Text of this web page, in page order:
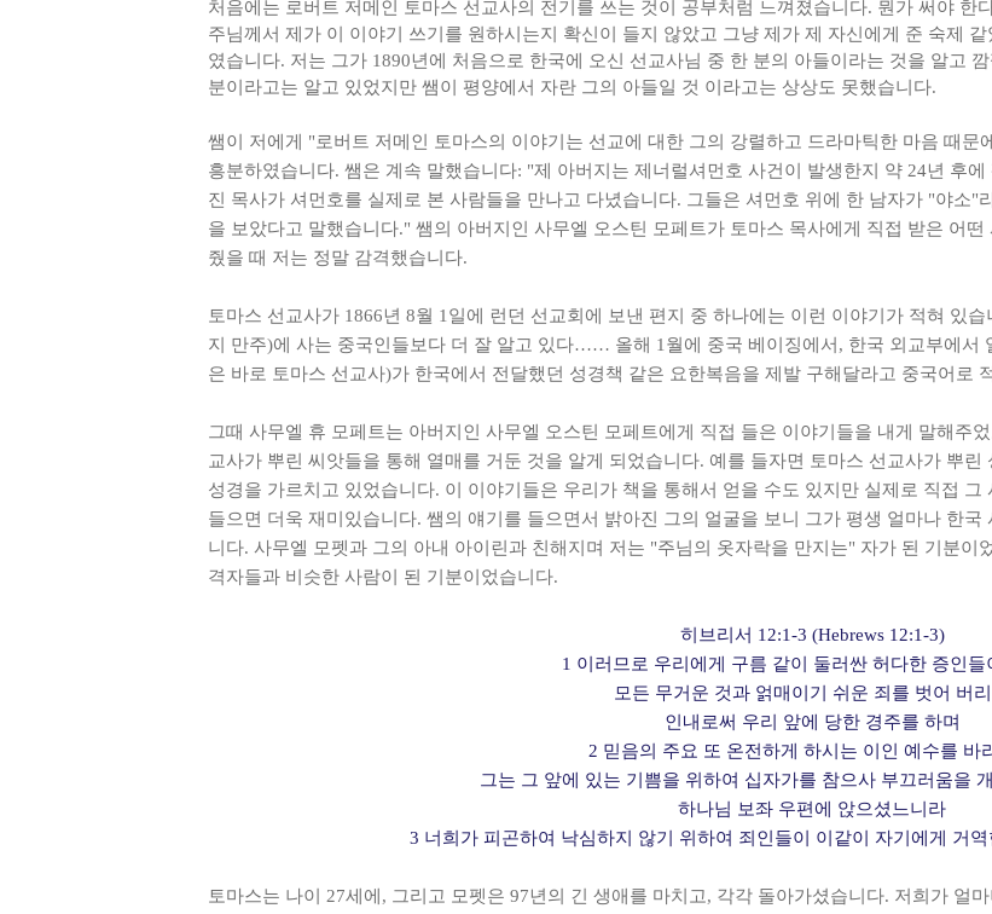
처음에는 로버트 저메인 토마스 선교사의 전기를 쓰는 것이 공부처럼 느껴졌습니다. 뭔가 써야 한
주님께서 제가 이 이야기 쓰기를 원하시는지 확신이 들지 않았고 그냥 제가 제 자신에게 준 숙제
였습니다. 저는 그가 1890년에 처음으로 한국에 오신 선교사님 중 한 분의 아들이라는 것을 알고
분이라고는 알고 있었지만 쌤이 평양에서 자란 그의 아들일 것 이라고는 상상도 못했습니다.
쌤이 저에게 "로버트 저메인 토마스의 이야기는 선교에 대한 그의 강렬하고 드라마틱한 마음 때
흥분하였습니다. 쌤은 계속 말했습니다: "제 아버지는 제너럴셔먼호 사건이 발생한지 약 24년 후
진 목사가 셔먼호를 실제로 본 사람들을 만나고 다녔습니다. 그들은 셔먼호 위에 한 남자가 "야소"
을 보았다고 말했습니다." 쌤의 아버지인 사무엘 오스틴 모페트가 토마스 목사에게 직접 받은 어
줬을 때 저는 정말 감격했습니다.
토마스 선교사가 1866년 8월 1일에 런던 선교회에 보낸 편지 중 하나에는 이런 이야기가 적혀 있
지 만주)에 사는 중국인들보다 더 잘 알고 있다…… 올해 1월에 중국 베이징에서, 한국 외교부에서
은 바로 토마스 선교사)가 한국에서 전달했던 성경책 같은 요한복음을 제발 구해달라고 중국어로
그때 사무엘 휴 모페트는 아버지인 사무엘 오스틴 모페트에게 직접 들은 이야기들을 내게 말해주
교사가 뿌린 씨앗들을 통해 열매를 거둔 것을 알게 되었습니다. 예를 들자면 토마스 선교사가 뿌
성경을 가르치고 있었습니다. 이 이야기들은 우리가 책을 통해서 얻을 수도 있지만 실제로 직접 그
들으면 더욱 재미있습니다. 쌤의 얘기를 들으면서 밝아진 그의 얼굴을 보니 그가 평생 얼마나 한
니다. 사무엘 모펫과 그의 아내 아이린과 친해지며 저는 "주님의 옷자락을 만지는" 자가 된 기분이
격자들과 비슷한 사람이 된 기분이었습니다.
히브리서 12:1-3 (Hebrews 12:1-3)
1 이러므로 우리에게 구름 같이 둘러싼 허다한 증인들
모든 무거운 것과 얽매이기 쉬운 죄를 벗어 버
인내로써 우리 앞에 당한 경주를 하며
2 믿음의 주요 또 온전하게 하시는 이인 예수를 바
그는 그 앞에 있는 기쁨을 위하여 십자가를 참으사 부끄러움을
하나님 보좌 우편에 앉으셨느니라
3 너희가 피곤하여 낙심하지 않기 위하여 죄인들이 이같이 자기에게 거
토마스는 나이 27세에, 그리고 모펫은 97년의 긴 생애를 마치고, 각각 돌아가셨습니다. 저희가 얼